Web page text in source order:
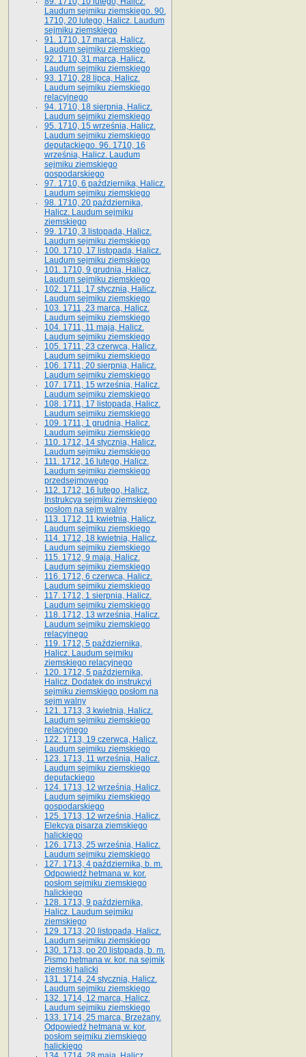
Laudum sejmiku ziemskiego. 90.
1710, 20 lutego, Halicz. Laudum
sejmiku ziemskiego
91. 1710, 17 marca, Halicz.
Laudum sejmiku ziemskiego
92. 1710, 31 marca, Halicz.
Laudum sejmiku ziemskiego
93. 1710, 28 lipca, Halicz.
Laudum sejmiku ziemskiego
relacyjnego
94. 1710, 18 sierpnia, Halicz.
Laudum sejmiku ziemskiego
95. 1710, 15 września, Halicz.
Laudum sejmiku ziemskiego
deputackiego. 96. 1710, 16
września, Halicz. Laudum
sejmiku ziemskiego
gospodarskiego
97. 1710, 6 października, Halicz.
Laudum sejmiku ziemskiego
98. 1710, 20 października,
Halicz. Laudum sejmiku
ziemskiego
99. 1710, 3 listopada, Halicz.
Laudum sejmiku ziemskiego
100. 1710, 17 listopada, Halicz.
Laudum sejmiku ziemskiego
101. 1710, 9 grudnia, Halicz.
Laudum sejmiku ziemskiego
102. 1711, 17 stycznia, Halicz.
Laudum sejmiku ziemskiego
103. 1711, 23 marca, Halicz.
Laudum sejmiku ziemskiego
104. 1711, 11 maja, Halicz.
Laudum sejmiku ziemskiego
105. 1711, 23 czerwca, Halicz.
Laudum sejmiku ziemskiego
106. 1711, 20 sierpnia, Halicz.
Laudum sejmiku ziemskiego
107. 1711, 15 września, Halicz.
Laudum sejmiku ziemskiego
108. 1711, 17 listopada, Halicz.
Laudum sejmiku ziemskiego
109. 1711, 1 grudnia, Halicz.
Laudum sejmiku ziemskiego
110. 1712, 14 stycznia, Halicz.
Laudum sejmiku ziemskiego
111. 1712, 16 lutego, Halicz.
Laudum sejmiku ziemskiego
przedsejmowego
112. 1712, 16 lutego, Halicz.
Instrukcya sejmiku ziemskiego
posłom na sejm walny
113. 1712, 11 kwietnia, Halicz.
Laudum sejmiku ziemskiego
114. 1712, 18 kwietnia, Halicz.
Laudum sejmiku ziemskiego
115. 1712, 9 maja, Halicz.
Laudum sejmiku ziemskiego
116. 1712, 6 czerwca, Halicz.
Laudum sejmiku ziemskiego
117. 1712, 1 sierpnia, Halicz.
Laudum sejmiku ziemskiego
118. 1712, 13 września, Halicz.
Laudum sejmiku ziemskiego
relacyjnego
119. 1712, 5 października,
Halicz. Laudum sejmiku
ziemskiego relacyjnego
120. 1712, 5 października,
Halicz. Dodatek do instrukcyi
sejmiku ziemskiego posłom na
sejm walny
121. 1713, 3 kwietnia, Halicz.
Laudum sejmiku ziemskiego
relacyjnego
122. 1713, 19 czerwca, Halicz.
Laudum sejmiku ziemskiego
123. 1713, 11 września, Halicz.
Laudum sejmiku ziemskiego
deputackiego
124. 1713, 12 września, Halicz.
Laudum sejmiku ziemskiego
gospodarskiego
125. 1713, 12 września, Halicz.
Elekcya pisarza ziemskiego
halickiego
126. 1713, 25 września, Halicz.
Laudum sejmiku ziemskiego
127. 1713, 4 października, b. m.
Odpowiedź hetmana w. kor.
posłom sejmiku ziemskiego
halickiego
128. 1713, 9 października,
Halicz. Laudum sejmiku
ziemskiego
129. 1713, 20 listopada, Halicz.
Laudum sejmiku ziemskiego
130. 1713, po 20 listopada, b. m.
Pismo hetmana w. kor. na sejmik
ziemski halicki
131. 1714, 24 stycznia, Halicz.
Laudum sejmiku ziemskiego
132. 1714, 12 marca, Halicz.
Laudum sejmiku ziemskiego
133. 1714, 25 marca, Brzeżany.
Odpowiedź hetmana w. kor.
posłom sejmiku ziemskiego
halickiego